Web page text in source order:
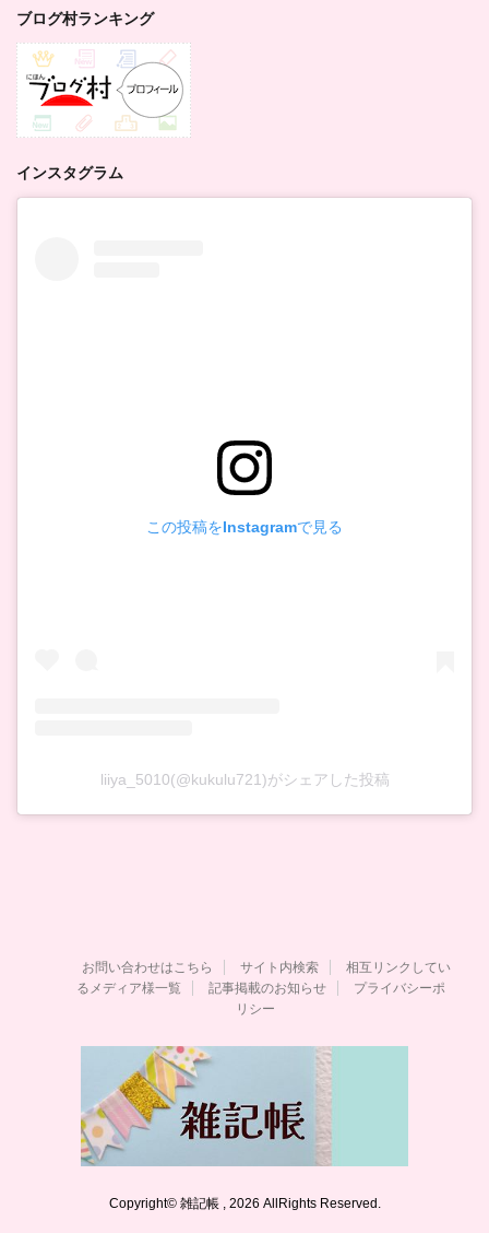
ブログ村ランキング
インスタグラム
この投稿をInstagramで見る
liiya_5010(@kukulu721)がシェアした投稿
お問い合わせはこちら サイト内検索
相互リンクしてい
るメディア様一覧
記事掲載のお知らせ
プライバシーポ
リシー
Copyright© 雑記帳 , 2026 AllRights Reserved.